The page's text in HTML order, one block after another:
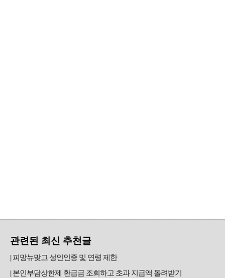
관련된 최신 추천글
피망뉴맞고 성인인증 및 연령 제한
본인부담상한제 환급금 조회하고 초과 지급액 돌려받기